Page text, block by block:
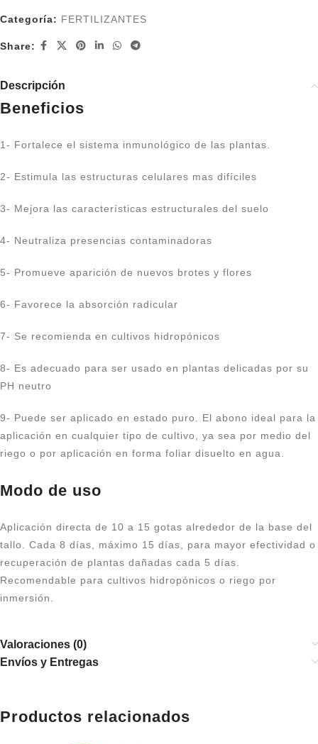
Categoría: FERTILIZANTES
Share:
Descripción
Beneficios
1- Fortalece el sistema inmunológico de las plantas.
2- Estimula las estructuras celulares mas difíciles
3- Mejora las características estructurales del suelo
4- Neutraliza presencias contaminadoras
5- Promueve aparición de nuevos brotes y flores
6- Favorece la absorción radicular
7- Se recomienda en cultivos hidropónicos
8- Es adecuado para ser usado en plantas delicadas por su
PH neutro
9- Puede ser aplicado en estado puro. El abono ideal para la
aplicación en cualquier tipo de cultivo, ya sea por medio del
riego o por aplicación en forma foliar disuelto en agua.
Modo de uso
Aplicación directa de 10 a 15 gotas alrededor de la base del
tallo. Cada 8 días, máximo 15 días, para mayor efectividad o
recuperación de plantas dañadas cada 5 días.
Recomendable para cultivos hidropónicos o riego por
inmersión.
Valoraciones (0)
Envíos y Entregas
Productos relacionados